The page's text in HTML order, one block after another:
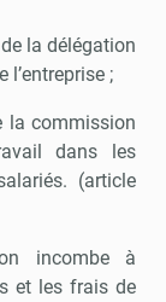
la délégation
l’entreprise ;
la commission
dans les
(article
incombe à
et les frais de